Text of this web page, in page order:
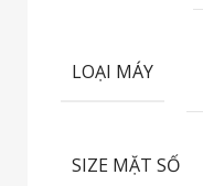
LOẠI MÁY
SIZE MẶT SỐ